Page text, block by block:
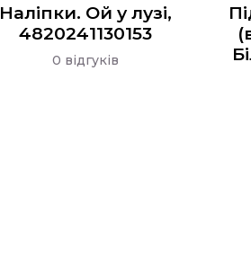
Наліпки. Ой у лузі,
4820241130153
0 відгуків